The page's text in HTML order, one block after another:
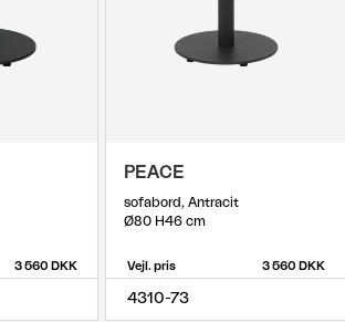
3 560 DKK
PEACE
sofabord, Antracit
Ø80 H46 cm
Vejl. pris 3 560 DKK
4310-73